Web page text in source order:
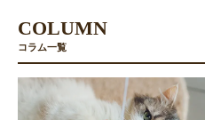
COLUMN
コラム一覧